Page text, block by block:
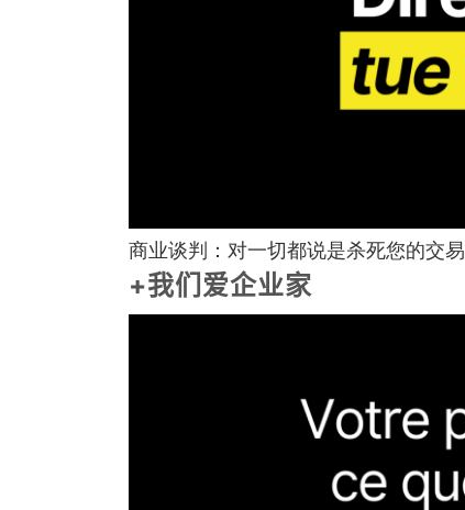
商业谈判：对一切都说是杀死您的交易
+我们爱企业家